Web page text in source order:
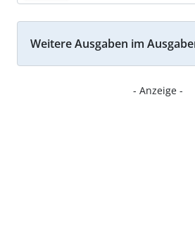
Weitere Ausgaben im
- Anzeige -